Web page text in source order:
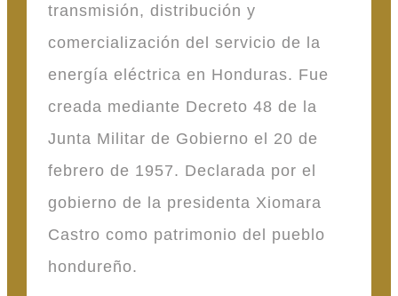
transmisión, distribución y
comercialización del servicio de la
energía eléctrica en Honduras. Fue
creada mediante Decreto 48 de la
Junta Militar de Gobierno el 20 de
febrero de 1957. Declarada por el
gobierno de la presidenta Xiomara
Castro como patrimonio del pueblo
hondureño.